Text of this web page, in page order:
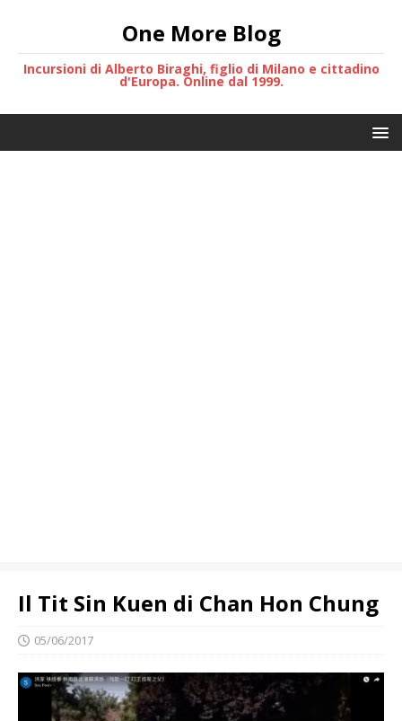
One More Blog
Incursioni di Alberto Biraghi, figlio di Milano e cittadino
d'Europa. Online dal 1999.
Il Tit Sin Kuen di Chan Hon Chung
05/06/2017